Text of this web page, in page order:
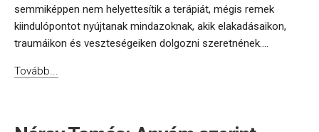
semmiképpen nem helyettesítik a terápiát, mégis remek
kiindulópontot nyújtanak mindazoknak, akik elakadásaikon,
traumáikon és veszteségeiken dolgozni szeretnének....
Tovább...